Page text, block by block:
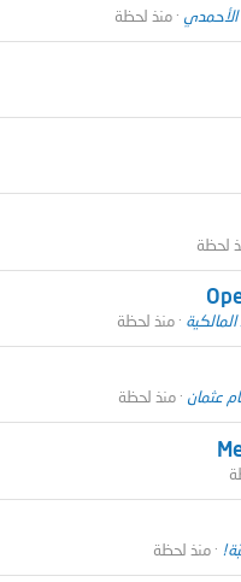
الأحمدي منذ لحظة
لحظة
منذ لحظة
عثمان منذ لحظة
منذ لحظة